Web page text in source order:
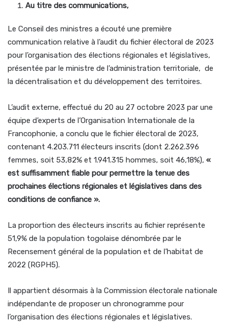
Au titre des communications,
Le Conseil des ministres a écouté une première
communication relative à l’audit du fichier électoral de 2023
pour l’organisation des élections régionales et législatives,
présentée par le ministre de l’administration territoriale, de
la décentralisation et du développement des territoires.
L’audit externe, effectué du 20 au 27 octobre 2023 par une
équipe d’experts de l’Organisation Internationale de la
Francophonie, a conclu que le fichier électoral de 2023,
contenant 4.203.711 électeurs inscrits (dont 2.262.396
femmes, soit 53,82% et 1.941.315 hommes, soit 46,18%), «
est suffisamment fiable pour permettre la tenue des
prochaines élections régionales et législatives dans des
conditions de confiance ».
La proportion des électeurs inscrits au fichier représente
51,9% de la population togolaise dénombrée par le
Recensement général de la population et de l’habitat de
2022 (RGPH5).
Il appartient désormais à la Commission électorale nationale
indépendante de proposer un chronogramme pour
l’organisation des élections régionales et législatives.